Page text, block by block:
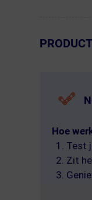
← Terug naar
Hoe
Test
Zit